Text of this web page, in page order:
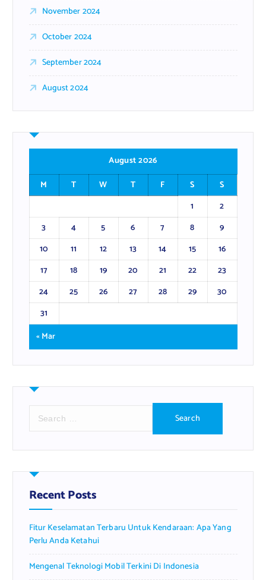
November 2024
October 2024
September 2024
August 2024
August 2026
M
T W T F S
S
1
2
3
4 5 6 7 8
9
10
11 12 13 14 15
16
17
18 19 20 21 22
23
24
25 26 27 28 29
30
31
« Mar
r
h
f
o
:
Recent Posts
Fitur Keselamatan Terbaru Untuk Kendaraan: Apa Yang
Perlu Anda Ketahui
Mengenal Teknologi Mobil Terkini Di Indonesia